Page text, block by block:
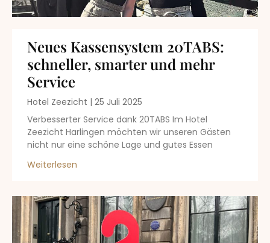
Neues Kassensystem 20TABS:
schneller, smarter und mehr
Service
Hotel Zeezicht
25 Juli 2025
Verbesserter Service dank 20TABS Im Hotel
Zeezicht Harlingen möchten wir unseren Gästen
nicht nur eine schöne Lage und gutes Essen
Weiterlesen